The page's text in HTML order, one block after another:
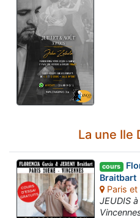
La une Ile
cours
Braitbart
Paris et
JEUDIS